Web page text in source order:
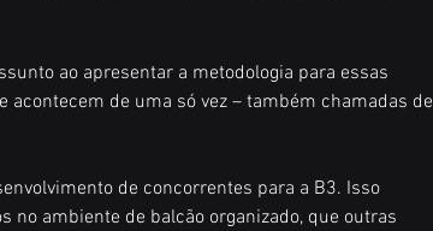
ao apresentar a metodologia para essas
acontecem de uma só vez – também chamadas de
de concorrentes para a B3. Isso
no ambiente de balcão organizado, que outras